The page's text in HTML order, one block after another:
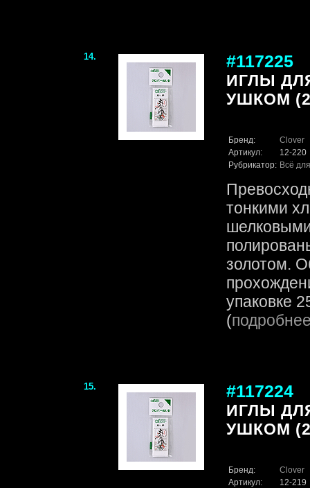
14. #117225
ИГЛЫ
УШКОМ
Бренд:
Clover
Артикул:
12-220
Рубрикатор: Всё
тонкими
золотом.
упаковке
(
15. #117224
ИГЛЫ
УШКОМ
Бренд:
Clover
Артикул:
12-219